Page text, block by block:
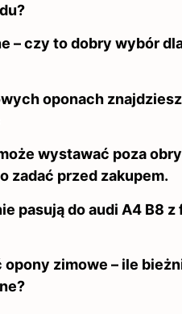
– czy to dobry wybór
oponach
wystawać poza
zadać przed zakupem.
pasują do audi A4 B8 z
zimowe – ile